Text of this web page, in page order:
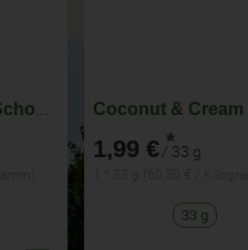
Cocoa & Coffee Schokoriegel
1,99 € *
/ 33 g
33 g